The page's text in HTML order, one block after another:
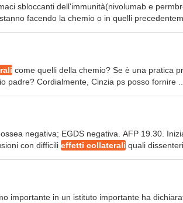
sbloccanti dell'immunità(nivolumab e
facendo la chemio o in quelli
come quelli della chemio? Se è una pratica
padre? Cordialmente, Cinzia ps posso fornire ...
negativa; EGDS negativa. AFP 19.30.
con difficili effetti collaterali quali
importante in un istituto importante ha